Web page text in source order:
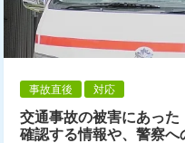
事故直後 対応
交通事故の被害にあっ
確認する情報や、警察へ